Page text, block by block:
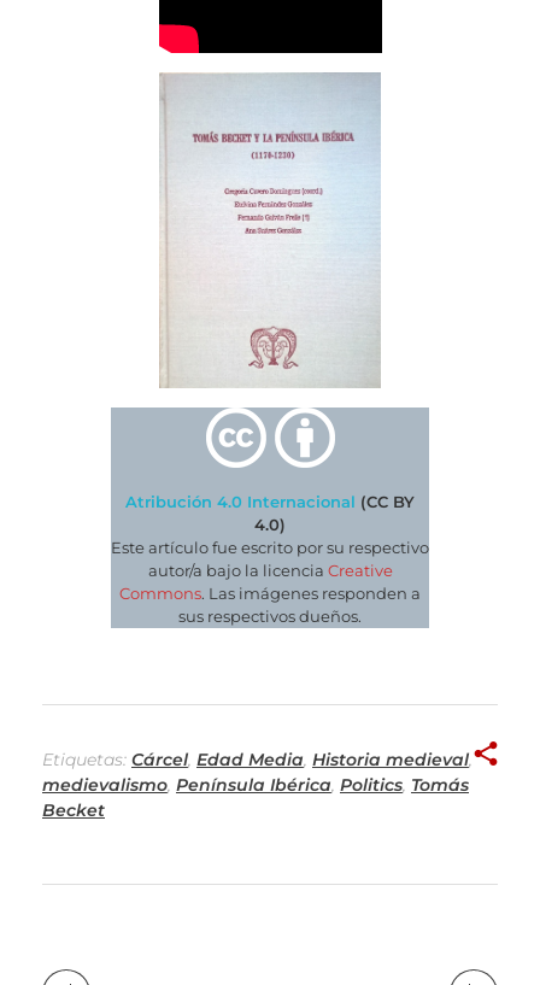
Atribución 4.0 Internacional (CC BY
4.0)
Este artículo fue escrito por su respectivo
autor/a bajo la licencia Creative
Commons. Las imágenes responden a
sus respectivos dueños.
Etiquetas: Cárcel, Edad Media, Historia medieval,
medievalismo, Península Ibérica, Politics, Tomás
Becket